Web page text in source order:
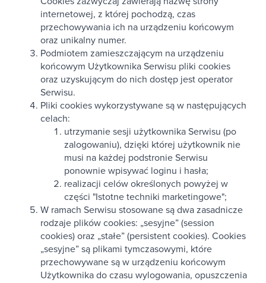
internetowej, z której pochodzą, czas
przechowywania ich na urządzeniu końcowym
oraz unikalny numer.
Podmiotem zamieszczającym na urządzeniu
końcowym Użytkownika Serwisu pliki cookies
oraz uzyskującym do nich dostęp jest operator
Serwisu.
Pliki cookies wykorzystywane są w następujących
celach:
utrzymanie sesji użytkownika Serwisu (po
zalogowaniu), dzięki której użytkownik nie
musi na każdej podstronie Serwisu
ponownie wpisywać loginu i hasła;
realizacji celów określonych powyżej w
części "Istotne techniki marketingowe";
W ramach Serwisu stosowane są dwa zasadnicze
rodzaje plików cookies: „sesyjne” (session
cookies) oraz „stałe” (persistent cookies). Cookies
„sesyjne” są plikami tymczasowymi, które
przechowywane są w urządzeniu końcowym
Użytkownika do czasu wylogowania, opuszczenia